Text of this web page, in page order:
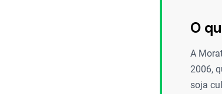
O
A
2006,
soja